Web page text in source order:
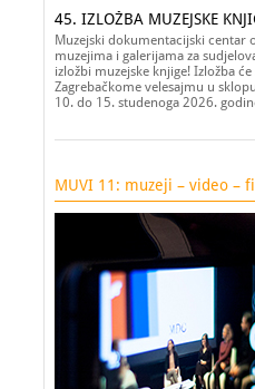
45. IZLOŽBA MUZEJSKE
Muzejski dokumentacijski centar
muzejima i galerijama za
izložbi muzejske knjige! Izložba
Zagrebačkome velesajmu u
10. do 15. studenoga 2026.
MUVI 11: muzeji – video –